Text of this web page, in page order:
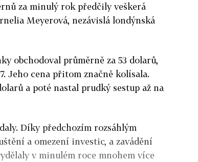
za minulý rok předčily veškerá
Meyerová, nezávislá londýnská
obchodoval průměrně za 53 dolarů,
Jeho cena přitom značně kolísala.
a poté nastal prudký sestup až na
Díky předchozím rozsáhlým
a omezení investic, a zavádění
v minulém roce mnohem více